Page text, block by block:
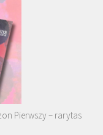
Pierwszy – rarytas